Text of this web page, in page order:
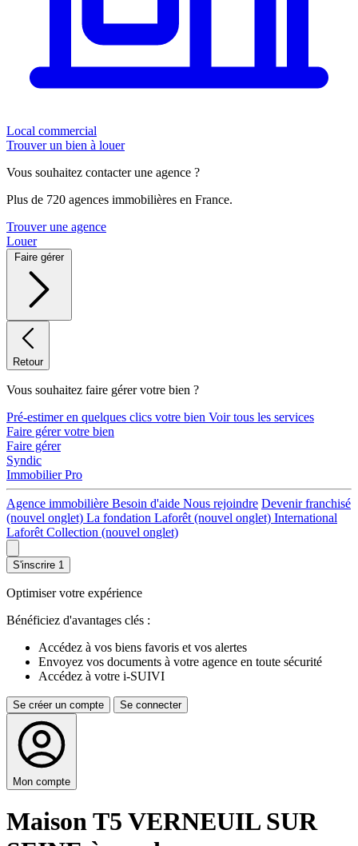
Local commercial
Trouver un bien à louer
Vous souhaitez contacter une agence ?
Plus de 720 agences immobilières en France.
Trouver une agence
Louer
Faire gérer
Retour
Vous souhaitez faire gérer votre bien ?
Pré-estimer en quelques clics votre bien Voir tous les services
Faire gérer votre bien
Faire gérer
Syndic
Immobilier Pro
Agence immobilière Besoin d'aide Nous rejoindre Devenir franchisé
(nouvel onglet) La fondation Laforêt (nouvel onglet) International
Laforêt Collection (nouvel onglet)
S'inscrire 1
Optimiser votre expérience
Bénéficiez d'avantages clés :
Accédez à vos biens favoris et vos alertes
Envoyez vos documents à votre agence en toute sécurité
Accédez à votre i-SUIVI
Se créer un compte Se connecter
Mon compte
Maison T5 VERNEUIL SUR